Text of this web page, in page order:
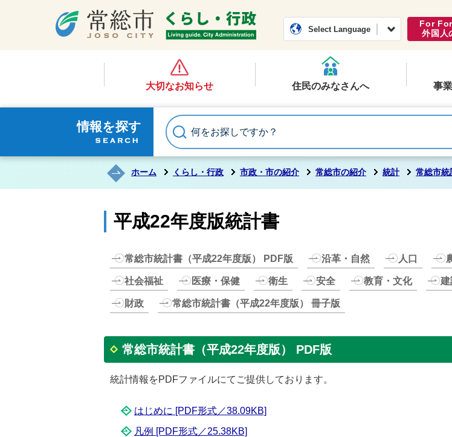
常総市公式ホームペー
く
Select Language
For
外国人
大切なお知らせ 住民のみなさんへ 事
情報を探す
ホーム くらし・行政 市政・市の紹介 常総市の紹介 統計 常総市統
平成22年度版統計書
常総市統計書（平成22年度版） PDF版 沿革・自然 人口
社会福祉 医療・保健 衛生 安全 教育・文化 建
財政 常総市統計書（平成22年度版） 冊子版
常総市統計書（平成22年度版） PDF版
統計情報をPDFファイルにてご提供しております。
はじめに [PDF形式／38.09KB]
凡例 [PDF形式／25.38KB]